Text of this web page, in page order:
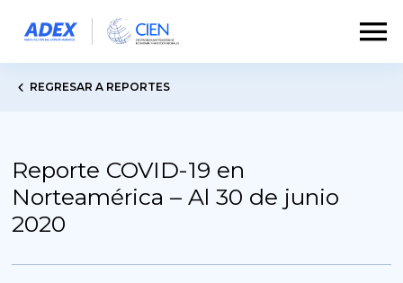
REGRESAR A REPORTES
Reporte COVID-19 en
Norteamérica – Al 30 de junio
2020